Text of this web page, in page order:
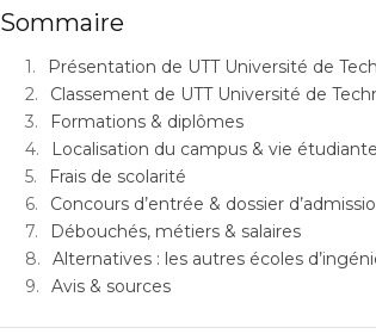
Sommaire
Présentation de UTT Université de
Classement de UTT Université de
Formations & diplômes
Localisation du campus & vie étudiante
Frais de scolarité
Concours d’entrée & dossier
Débouchés, métiers & salaires
Alternatives : les autres écoles
Avis & sources